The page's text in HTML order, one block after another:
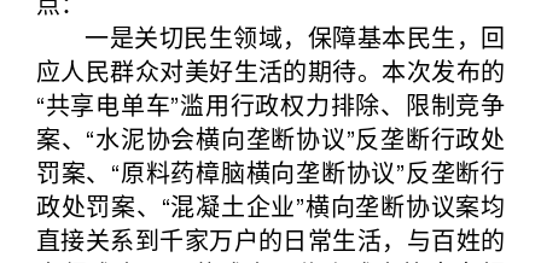
一是关切民生领域，保障基本民生，回
应人民群众对美好生活的期待。本次发布的
“共享电单车”滥用行政权力排除、限制竞争
案、“水泥协会横向垄断协议”反垄断行政处
罚案、“原料药樟脑横向垄断协议”反垄断行
政处罚案、“混凝土企业”横向垄断协议案均
直接关系到千家万户的日常生活，与百姓的